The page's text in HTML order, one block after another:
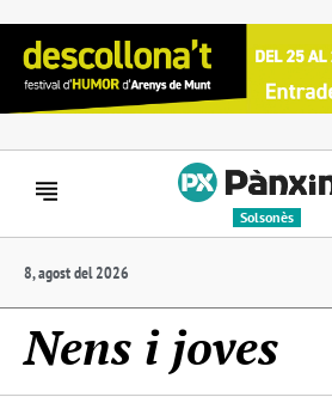
Solsonès
8, agost del 2026
Nens i joves